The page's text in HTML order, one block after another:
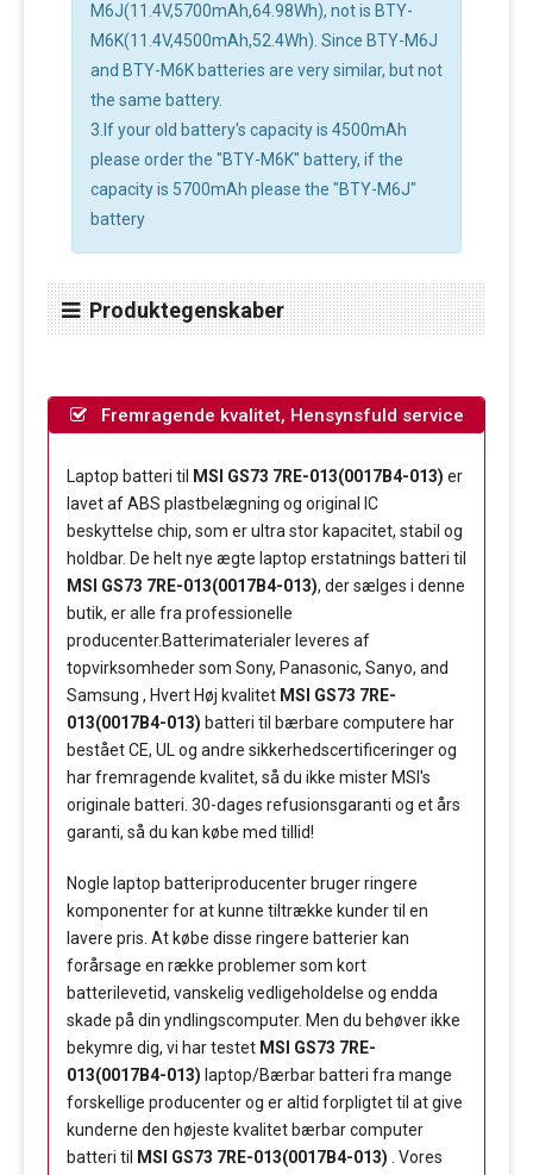
M6J(11.4V,5700mAh,64.98Wh), not is BTY-
M6K(11.4V,4500mAh,52.4Wh). Since BTY-M6J
and BTY-M6K batteries are very similar, but not
the same battery.
3.If your old battery's capacity is 4500mAh
please order the "BTY-M6K" battery, if the
capacity is 5700mAh please the "BTY-M6J"
battery
Produktegenskaber
Fremragende kvalitet, Hensynsfuld service
Laptop batteri til MSI GS73 7RE-013(0017B4-013) er
lavet af ABS plastbelægning og original IC
beskyttelse chip, som er ultra stor kapacitet, stabil og
holdbar. De helt nye ægte laptop erstatnings batteri til
MSI GS73 7RE-013(0017B4-013), der sælges i denne
butik, er alle fra professionelle
producenter.Batterimaterialer leveres af
topvirksomheder som Sony, Panasonic, Sanyo, and
Samsung , Hvert Høj kvalitet MSI GS73 7RE-
013(0017B4-013) batteri til bærbare computere har
bestået CE, UL og andre sikkerhedscertificeringer og
har fremragende kvalitet, så du ikke mister MSI's
originale batteri. 30-dages refusionsgaranti og et års
garanti, så du kan købe med tillid!
Nogle laptop batteriproducenter bruger ringere
komponenter for at kunne tiltrække kunder til en
lavere pris. At købe disse ringere batterier kan
forårsage en række problemer som kort
batterilevetid, vanskelig vedligeholdelse og endda
skade på din yndlingscomputer. Men du behøver ikke
bekymre dig, vi har testet MSI GS73 7RE-
013(0017B4-013) laptop/Bærbar batteri fra mange
forskellige producenter og er altid forpligtet til at give
kunderne den højeste kvalitet bærbar computer
batteri til
MSI GS73 7RE-013(0017B4-013) . Vores